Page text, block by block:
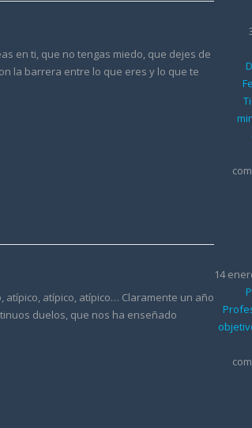
en ti, que no tengas miedo, que dejes de
la barrera entre lo que eres y lo que te
atípico, atípico… Claramente un año
duelos, que nos ha enseñado
14